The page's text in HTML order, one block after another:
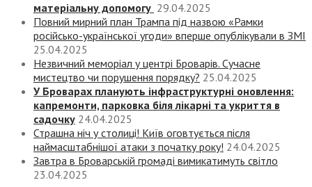
матеріальну допомогу 29.04.2025
Повний мирний план Трампа під назвою «‎Рамки
російсько-української угоди» вперше опублікували в ЗМІ
25.04.2025
Незвичний меморіал у центрі Броварів. Сучасне
мистецтво чи порушення порядку? 25.04.2025
У Броварах планують інфраструктурні оновлення:
капремонти, парковка біля лікарні та укриття в
садочку 24.04.2025
Страшна ніч у столиці! Київ оговтується після
наймасштабнішої атаки з початку року! 24.04.2025
Завтра в Броварській громаді вимикатимуть світло
23.04.2025